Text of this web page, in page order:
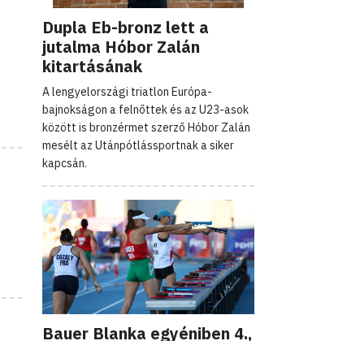
Dupla Eb-bronz lett a
jutalma Hóbor Zalán
kitartásának
A lengyelországi triatlon Európa-
bajnokságon a felnőttek és az U23-asok
között is bronzérmet szerző Hóbor Zalán
mesélt az Utánpótlássportnak a siker
kapcsán.
Bauer Blanka egyéniben 4.,